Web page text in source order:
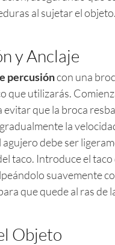
al sujetar el objeto.
y Anclaje
percusióncon una
que utilizarás.
que la broca
la
debe ser
taco. Introduce el taco
suavemente
que quede al ras de
Objeto